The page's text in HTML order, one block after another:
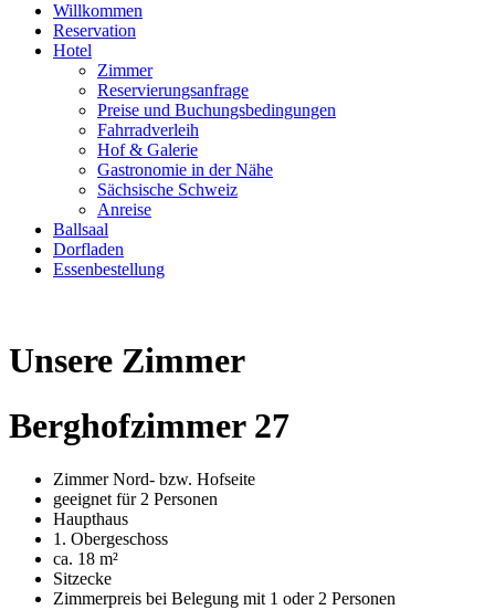
Willkommen
Reservation
Hotel
Zimmer
Reservierungsanfrage
Preise und Buchungsbedingungen
Fahrradverleih
Hof & Galerie
Gastronomie in der Nähe
Sächsische Schweiz
Anreise
Ballsaal
Dorfladen
Essenbestellung
Unsere Zimmer
Berghofzimmer 27
Zimmer Nord- bzw. Hofseite
geeignet für 2 Personen
Haupthaus
1. Obergeschoss
ca. 18 m²
Sitzecke
Zimmerpreis bei Belegung mit 1 oder 2 Personen